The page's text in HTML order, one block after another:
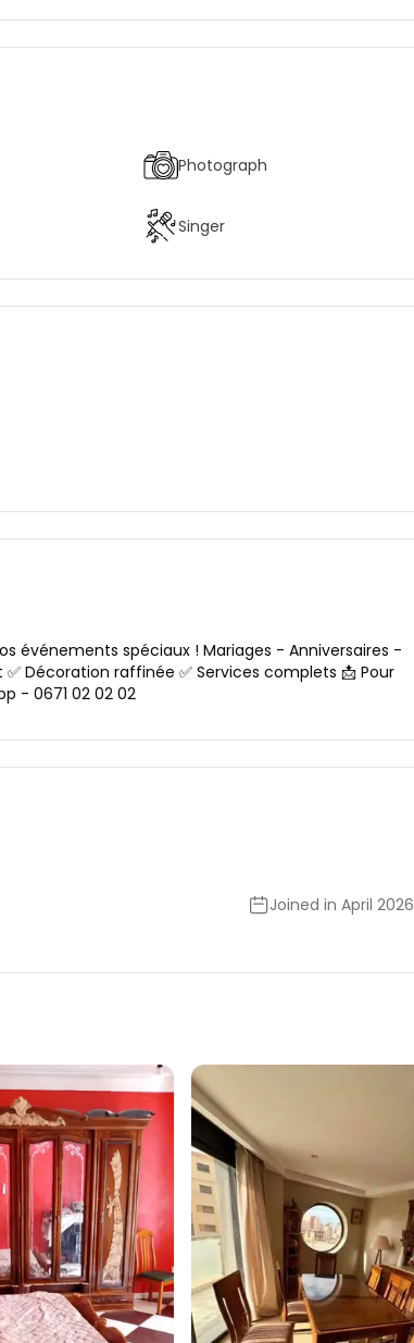
Photograph
Singer
événements spéciaux ! Mariages - Anniversaires -
Décoration raffinée ✅ Services complets 📩 Pour
- 0671 02 02 02
Joined in April 2026